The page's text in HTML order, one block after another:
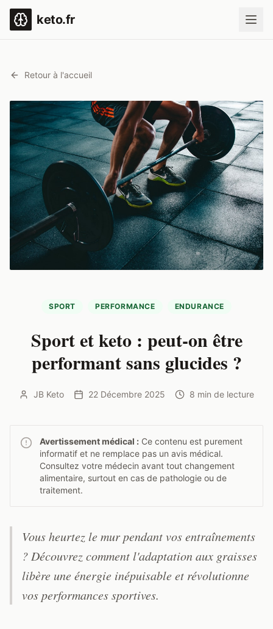
keto.fr
Retour à l'accueil
SPORT PERFORMANCE ENDURANCE
Sport et keto : peut-on être
performant sans glucides ?
JB Keto 22 Décembre 2025 8 min de lecture
Avertissement médical : Ce contenu est purement
informatif et ne remplace pas un avis médical.
Consultez votre médecin avant tout changement
alimentaire, surtout en cas de pathologie ou de
traitement.
Vous heurtez le mur pendant vos entraînements
? Découvrez comment l'adaptation aux graisses
libère une énergie inépuisable et révolutionne
vos performances sportives.